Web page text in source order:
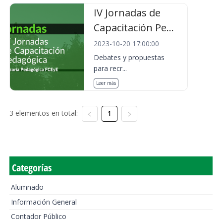
IV Jornadas de
Capacitación Pe...
2023-10-20 17:00:00
Debates y propuestas
para recr...
Leer más
3 elementos en total: 1
Categorías
Alumnado
Información General
Contador Público